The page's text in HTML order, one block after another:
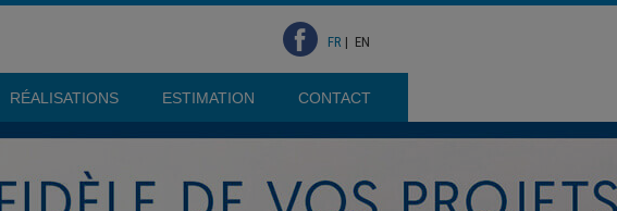
FR | EN
RÉALISATIONS ESTIMATION CONTACT